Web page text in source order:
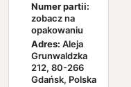
Numer partii:
zobacz na
opakowaniu
Adres: Aleja
Grunwaldzka
212, 80-266
Gdańsk, Polska